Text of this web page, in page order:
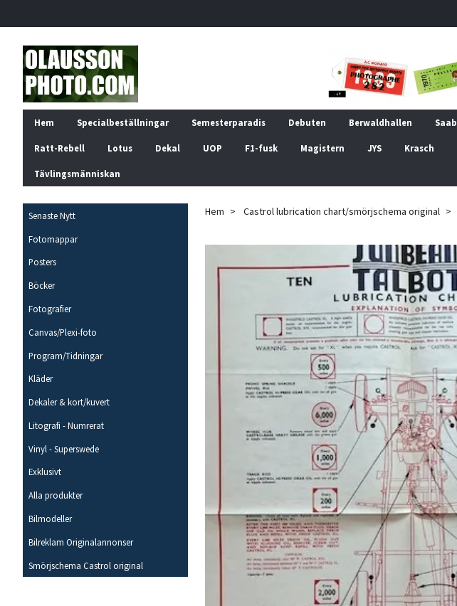
Hem Specialbeställningar Semesterparadis Debuten Berwaldhallen Saab
Ratt-Rebell Lotus Dekal UOP F1-fusk Magistern JYS Krasch
Tävlingsmänniskan
Senaste Nytt
Fotomappar
Posters
Böcker
Fotografier
Canvas/Plexi-foto
Program/Tidningar
Kläder
Dekaler & kort/kuvert
Litografi - Numrerat
Vinyl - Superswede
Exklusivt
Alla produkter
Bilmodeller
Bilreklam Originalannonser
Smörjschema Castrol original
Hem Castrol lubrication chart/smörjschema original